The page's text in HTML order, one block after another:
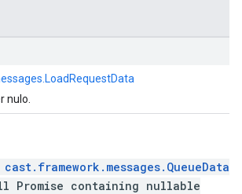
nulo.
cast.framework.messages.QueueData
Promise containing nullable